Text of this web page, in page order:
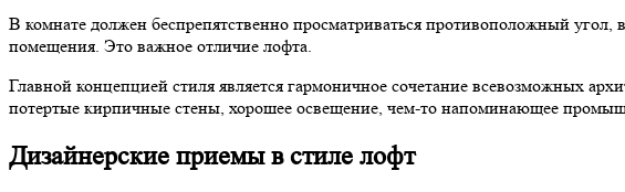
В комнате должен беспрепятственно просматриваться противоположный
помещения. Это важное отличие лофта.
Главной концепцией стиля является гармоничное сочетание всевозможных
потертые кирпичные стены, хорошее освещение, чем-то напоминающее
Дизайнерские приемы в стиле лофт